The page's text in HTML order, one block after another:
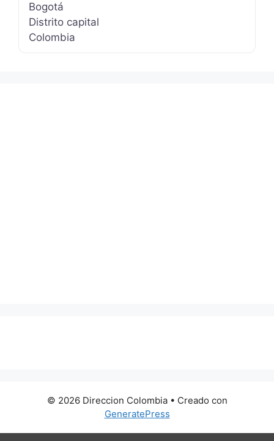
Bogotá
Distrito capital
Colombia
© 2026 Direccion Colombia• Creado con
GeneratePress